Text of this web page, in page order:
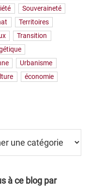
Souveraineté
Territoires
Transition
Urbanisme
économie
à ce blog par